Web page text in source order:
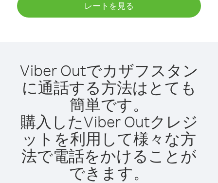
レートを見る
Viber Outでカザフスタン
に通話する方法はとても
簡単です。
購入したViber Outクレジ
ットを利用して様々な方
法で電話をかけることが
できます。